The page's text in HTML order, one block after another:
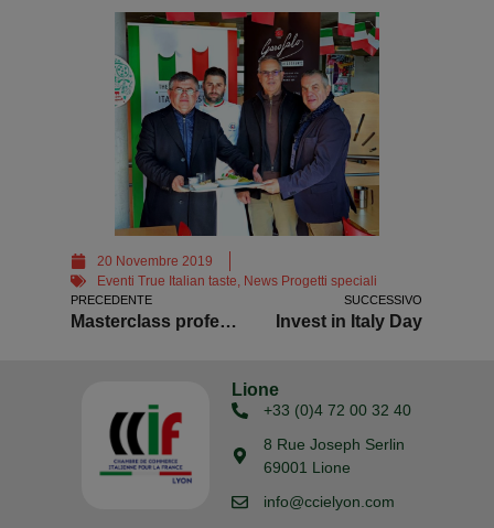
20 Novembre 2019
Eventi True Italian taste, News Progetti speciali
PRECEDENTE
Masterclass professionale risotto
SUCCESSIVO
Invest in Italy Day
Lione
+33 (0)4 72 00 32 40
8 Rue Joseph Serlin
69001 Lione
info@ccielyon.com